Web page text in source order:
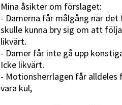
Mina åsikter om förslaget:
- Damerna får målgång när
skulle kunna bry sig om att
likvärt.
- Damer får inte gå upp
Icke likvärt.
- Motionsherrlagen får
vara kul,